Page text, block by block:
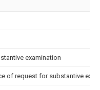
examination
of request for substantive